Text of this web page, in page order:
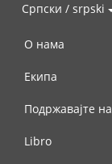
Српски / srpski
О нама
Екипа
Подржавајте
Libro